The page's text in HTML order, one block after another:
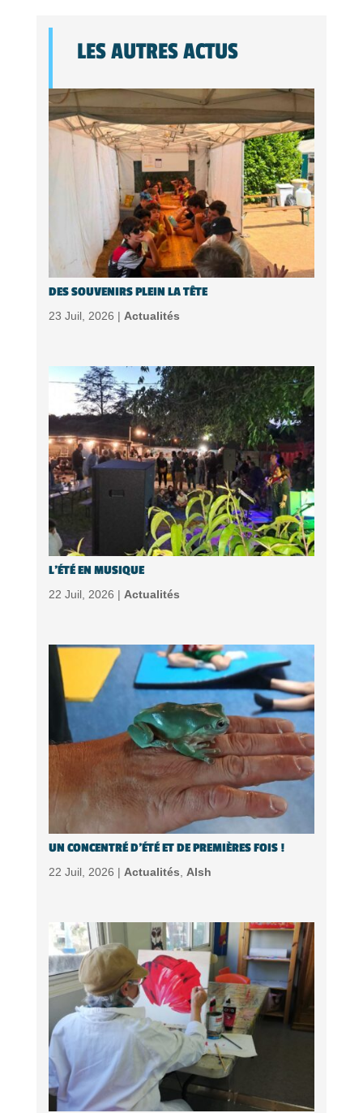
LES AUTRES ACTUS
DES SOUVENIRS PLEIN LA TÊTE
23 Juil, 2026 | Actualités
L’ÉTÉ EN MUSIQUE
22 Juil, 2026 | Actualités
UN CONCENTRÉ D’ÉTÉ ET DE PREMIÈRES FOIS !
22 Juil, 2026 | Actualités Alsh